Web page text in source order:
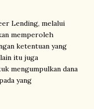
Lending, melalui
memperoleh
ketentuan yang
itu juga
mengumpulkan dana
yang